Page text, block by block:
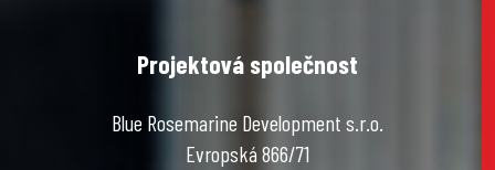
Projektová společnost
Blue Rosemarine Development s.r.o.
Evropská 866/71